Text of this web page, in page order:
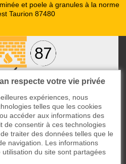
et poele à granules à la norme
Taurion 87480
le Bourg
Boisseuil
06 14 49
respecte votre vie privée
expériences, nous
telles que les cookies
accéder aux informations des
de consentir à ces technologies
traiter des données telles que le
navigation. Les informations
utilisation du site sont partagées